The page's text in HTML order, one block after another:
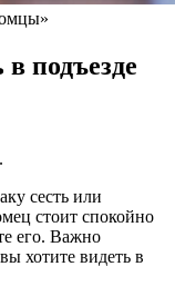
подъезде
сесть или
стоит спокойно
его. Важно
хотите видеть в